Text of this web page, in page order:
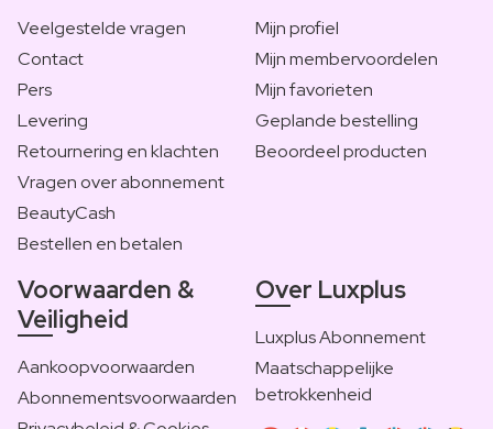
Veelgestelde vragen
Contact
Pers
Levering
Retournering en klachten
Vragen over abonnement
BeautyCash
Bestellen en betalen
Mijn profiel
Mijn membervoordelen
Mijn favorieten
Geplande bestelling
Beoordeel producten
Voorwaarden &
Veiligheid
Aankoopvoorwaarden
Abonnementsvoorwaarden
Over Luxplus
Luxplus Abonnement
Maatschappelijke
betrokkenheid